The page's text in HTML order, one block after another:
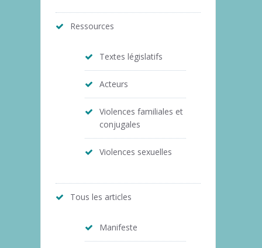
Ressources
Textes législatifs
Acteurs
Violences familiales et
conjugales
Violences sexuelles
Tous les articles
Manifeste